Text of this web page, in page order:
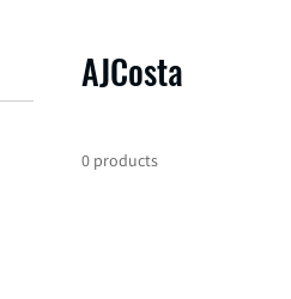
AJCosta
0 products